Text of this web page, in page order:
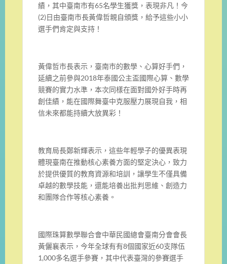
績，其中臺南市有65名學生獲獎，表現非凡！今
(2)日由臺南市長黃偉哲親自頒獎，給予這些小小
選手們肯定與支持！
黃偉哲市長表示，臺南市的數學、心算好手們，
延續之前參與2018年泰國公主盃國際心算、數學
競賽的實力水準，本次同樣在面對國外好手時再
創佳績，能在國際舞臺中克服壓力展現自我，相
信未來都能持續大放異彩！
教育局長鄭新輝表示，這些年輕學子的優異表現
體現臺南在推動核心素養方面的堅定決心，致力
於提供優質的教育資源和培訓，讓學生不僅具備
卓越的數學技能，還能培養出批判思維、創造力
和團隊合作等核心素養。
國際珠算數學聯合會中華民國總會臺南分會會長
黃儷襄表示，今年全球有有8個國家近60支隊伍
1,000多名選手參賽，其中代表臺灣的參賽選手